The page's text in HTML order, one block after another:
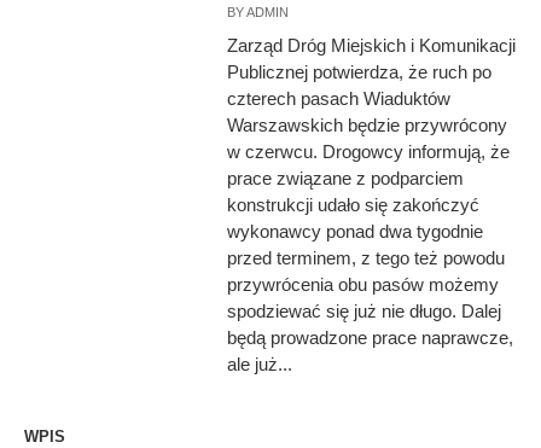
BYADMIN
Zarząd Dróg Miejskich i Komunikacji
Publicznej potwierdza, że ruch po
czterech pasach Wiaduktów
Warszawskich będzie przywrócony
w czerwcu. Drogowcy informują, że
prace związane z podparciem
konstrukcji udało się zakończyć
wykonawcy ponad dwa tygodnie
przed terminem, z tego też powodu
przywrócenia obu pasów możemy
spodziewać się już nie długo. Dalej
będą prowadzone prace naprawcze,
ale już...
WPIS